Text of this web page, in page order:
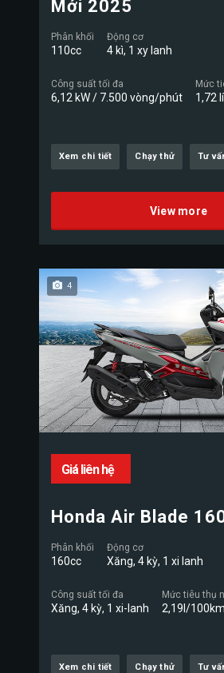
Mới 2025
Phân khối
110cc
Động cơ
4 kì, 1 xy lanh
Công suất tối đa
6,12 kW / 7.500 vòng/phút
Mức
1,72
Xem chi tiết Chạy thử Tư
View more
4
Giá liên hệ
Honda Air Blade
Phân khối
160cc
Động cơ
Xăng, 4 kỳ, 1 xi lanh
Công suất tối đa
Xăng, 4 kỳ, 1 xi-lanh
Mức tiêu thụ
2,19l/100km
Xem chi tiết Chạy thử Tư